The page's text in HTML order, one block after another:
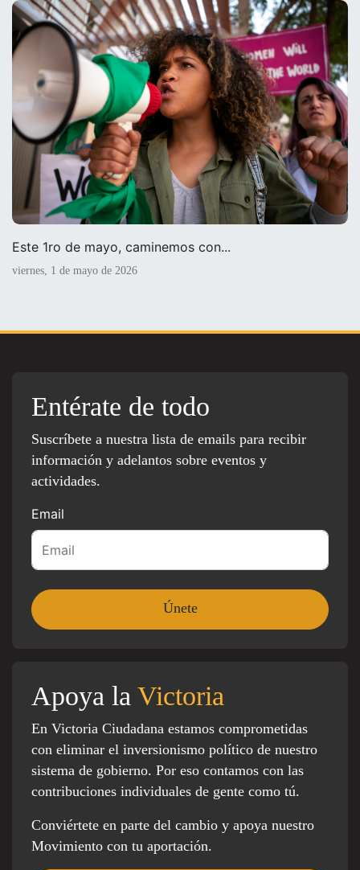
Este 1ro de mayo, caminemos con...
viernes, 1 de mayo de 2026
Entérate de todo
Suscríbete a nuestra lista de emails para recibir
información y adelantos sobre eventos y
actividades.
Email
Apoya la Victoria
En Victoria Ciudadana estamos comprometidas
con eliminar el inversionismo político de nuestro
sistema de gobierno. Por eso contamos con las
contribuciones individuales de gente como tú.
Conviértete en parte del cambio y apoya nuestro
Movimiento con tu aportación.